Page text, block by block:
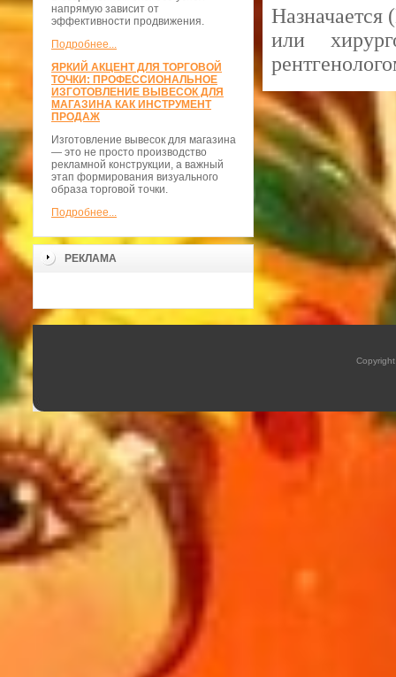
напрямую зависит от
эффективности продвижения.
Подробнее...
ЯРКИЙ АКЦЕНТ ДЛЯ ТОРГОВОЙ
ТОЧКИ: ПРОФЕССИОНАЛЬНОЕ
ИЗГОТОВЛЕНИЕ ВЫВЕСОК ДЛЯ
МАГАЗИНА КАК ИНСТРУМЕНТ
ПРОДАЖ
Изготовление вывесок для магазина
— это не просто производство
рекламной конструкции, а важный
этап формирования визуального
образа торговой точки.
Подробнее...
РЕКЛАМА
или